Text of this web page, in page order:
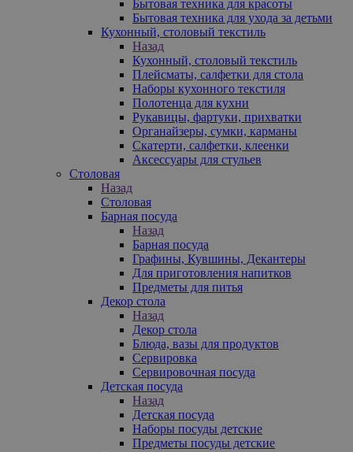
Бытовая техника для красоты
Бытовая техника для ухода за детьми
Кухонный, столовый текстиль
Назад
Кухонный, столовый текстиль
Плейсматы, салфетки для стола
Наборы кухонного текстиля
Полотенца для кухни
Рукавицы, фартуки, прихватки
Органайзеры, сумки, карманы
Скатерти, салфетки, клеенки
Аксессуары для стульев
Столовая
Назад
Столовая
Барная посуда
Назад
Барная посуда
Графины, Кувшины, Декантеры
Для приготовления напитков
Предметы для питья
Декор стола
Назад
Декор стола
Блюда, вазы для продуктов
Сервировка
Сервировочная посуда
Детская посуда
Назад
Детская посуда
Наборы посуды детские
Предметы посуды детские